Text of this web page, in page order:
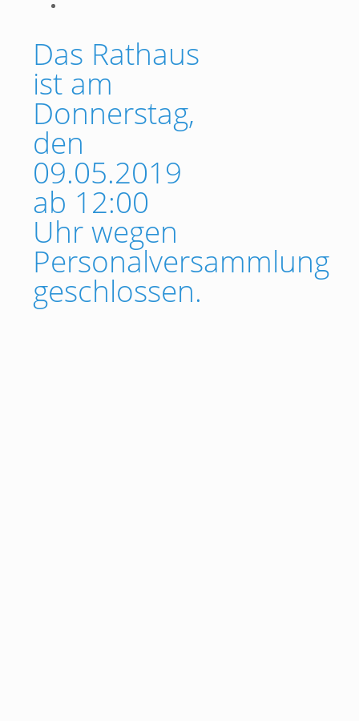
Das Rathaus
ist am
Donnerstag,
den
09.05.2019
ab 12:00
Uhr wegen
Personalversammlung
geschlossen.